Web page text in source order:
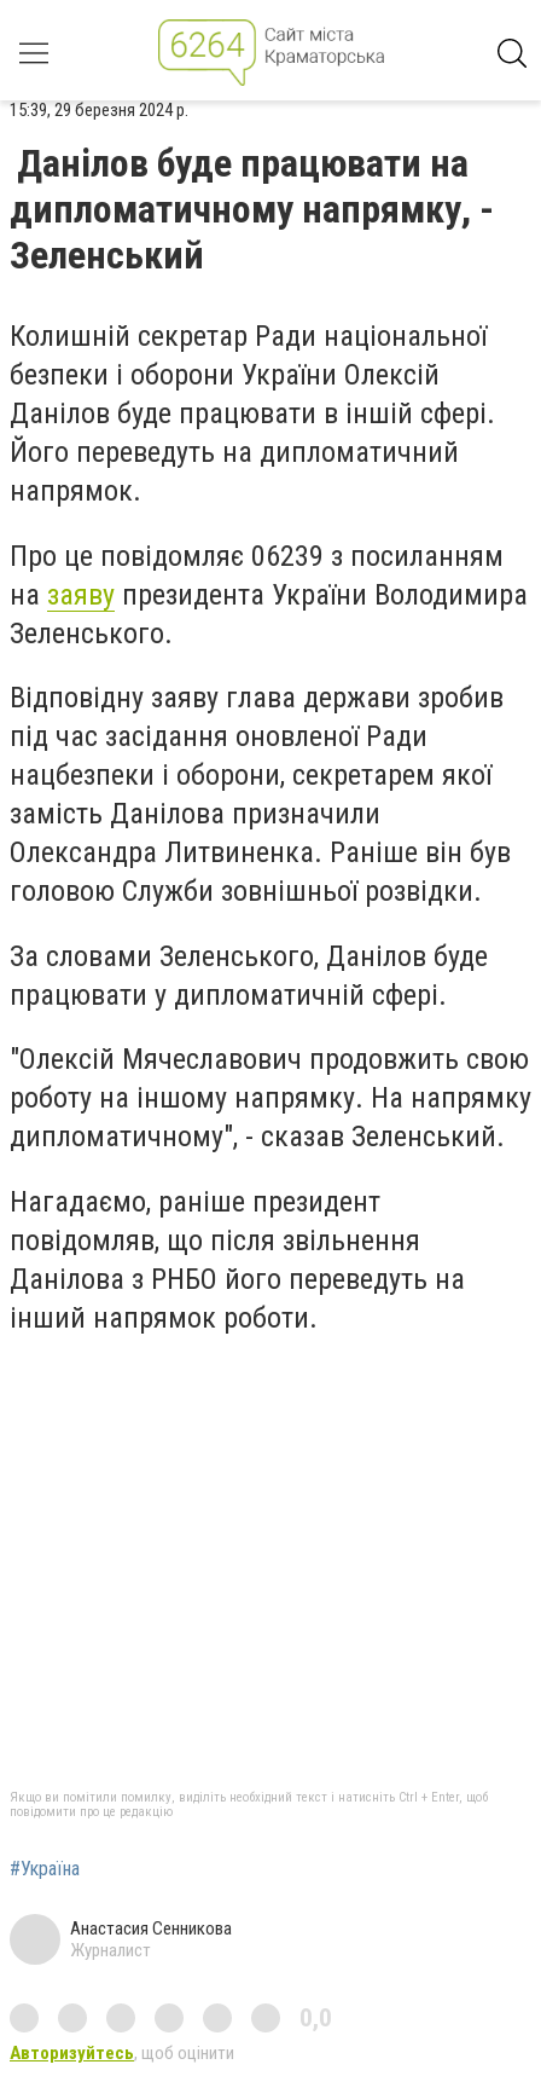
15:39, 29 березня 2024 р.
Данілов буде працювати на
дипломатичному напрямку, -
Зеленський
Колишній секретар Ради національної
безпеки і оборони України Олексій
Данілов буде працювати в іншій сфері.
Його переведуть на дипломатичний
напрямок.
Про це повідомляє 06239 з посиланням
на заяву президента України Володимира
Зеленського.
Відповідну заяву глава держави зробив
під час засідання оновленої Ради
нацбезпеки і оборони, секретарем якої
замість Данілова призначили
Олександра Литвиненка. Раніше він був
головою Служби зовнішньої розвідки.
За словами Зеленського, Данілов буде
працювати у дипломатичній сфері.
"Олексій Мячеславович продовжить свою
роботу на іншому напрямку. На напрямку
дипломатичному", - сказав Зеленський.
Нагадаємо, раніше президент
повідомляв, що після звільнення
Данілова з РНБО його переведуть на
інший напрямок роботи.
Якщо ви помітили помилку, виділіть необхідний текст і натисніть Ctrl + Enter, щоб
повідомити про це редакцію
#Україна
Анастасия Сенникова
Журналист
0,0
Авторизуйтесь, щоб оцінити